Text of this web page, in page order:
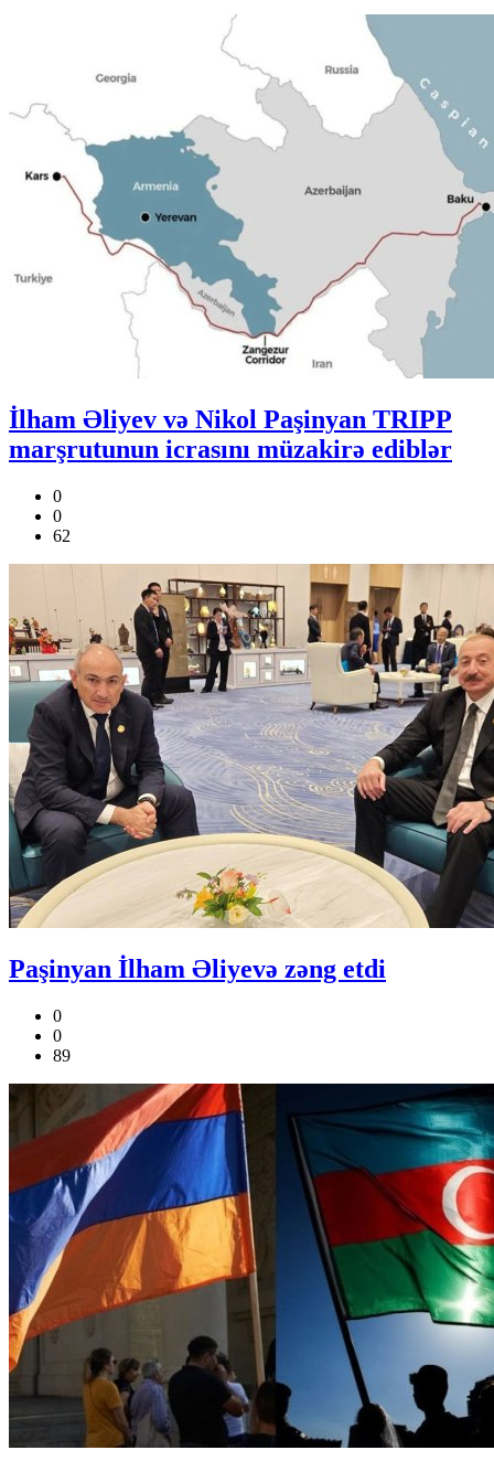
İlham Əliyev və Nikol Paşinyan TRIPP
marşrutunun icrasını müzakirə ediblər
0
0
62
Paşinyan İlham Əliyevə zəng etdi
0
0
89